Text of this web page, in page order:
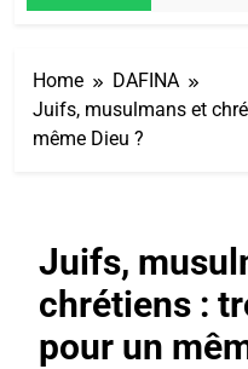
Home
DAFINA
Juifs, musulmans et
même Dieu ?
Juifs,
chrétiens :
pour un